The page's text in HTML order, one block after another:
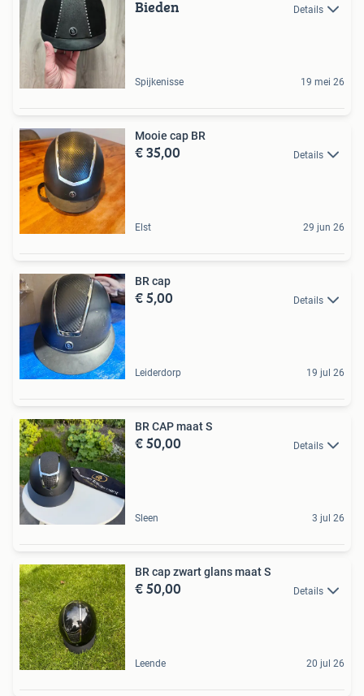
Bieden Details
Spijkenisse 19 mei 26
Mooie cap BR
€ 35,00 Details
Elst 29 jun 26
BR cap
€ 5,00 Details
Leiderdorp 19 jul 26
BR CAP maat S
€ 50,00 Details
Sleen 3 jul 26
BR cap zwart glans maat S
€ 50,00 Details
Leende 20 jul 26